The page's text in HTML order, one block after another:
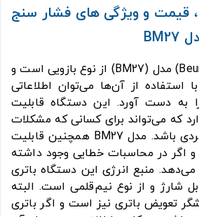
و ویژگی های فشار سنج
«بیورر» (Beurer) مدل (BM27) از نوع بازویی است و
استفاده از آن‌ها می‌توان اطلاعاتی
به دست آورد. این دستگاه قابلیت
که می‌تواند برای کسانی که مشکلات
قلبی عروقی دارند کاربردی باشد. مدل BM27 همچنین قابلیت
اگر در محاسبات خطایی وجود داشته
می‌دهد. منبع انرژی این دستگاه باتری
شارژ و از نوع نیم‌قلمی است. البته
تعویض باتری نیز است و اگر باتری